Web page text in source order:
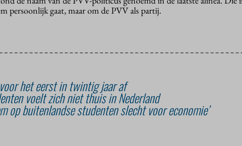
persoonlijk gaat, maar om de PVV als partij.
het eerst in twintig jaar af
voelt zich niet thuis in Nederland
op buitenlandse studenten slecht voor economie’